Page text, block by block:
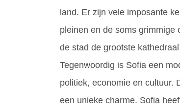
land. Er zijn vele imposante
pleinen en de soms grimmige
de stad de grootste
Tegenwoordig is Sofia een
politiek, economie en cultuur.
een unieke charme. Sofia